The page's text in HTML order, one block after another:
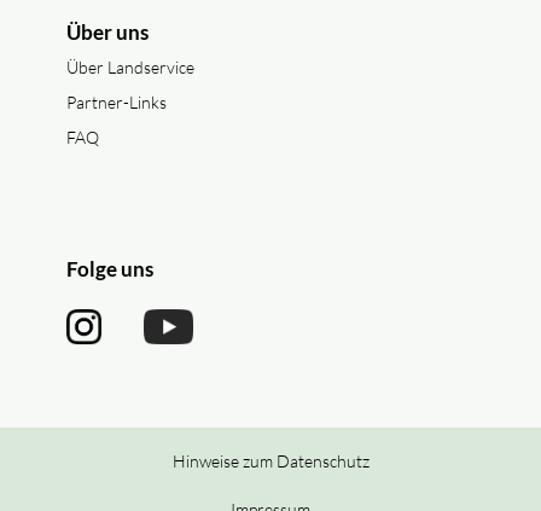
Über uns
Über Landservice
Partner-Links
FAQ
Folge uns
Hinweise zum Datenschutz